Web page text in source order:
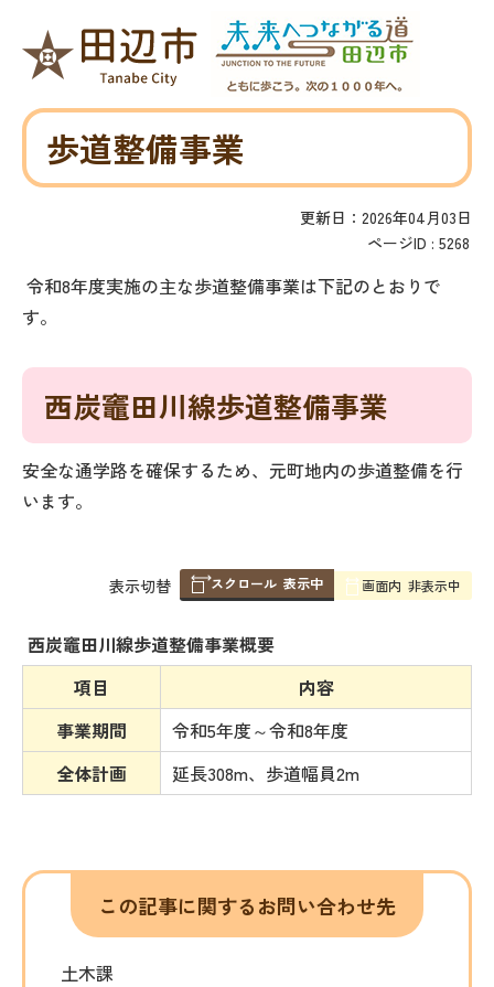
歩道整備事業
更新日：2026年04月03日
ページID : 5268
令和8年度実施の主な歩道整備事業は下記のとおりで
す。
西炭竈田川線歩道整備事業
安全な通学路を確保するため、元町地内の歩道整備を行
います。
表
み
の
表示切替 スクロール 表示中 画面内 非表示中
西炭竈田川線歩道整備事業概要
項目
内容
事業期間
令和5年度～令和8年度
全体計画
延長308m、歩道幅員2m
この記事に関するお問い合わせ先
土木課